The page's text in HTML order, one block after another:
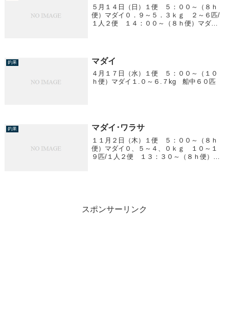
５月１４日（日）１便 ５：００～（８ｈ
便）マダイ０．９～５．３ｋｇ ２～６匹/
１人２便 １４：００～（８ｈ便）マダ
釣果 マダイ
４月１７日（水）１便 ５：００～（１０
ｈ便）マダイ１.０～６.７kg 船中６０匹
釣果 マダイ･ワラサ
１１月２日（木）１便 ５：００～（８ｈ
便）マダイ０、５～４、０ｋｇ １０～１
９匹/１人２便 １３：３０～（８ｈ便）マ
スポンサーリンク